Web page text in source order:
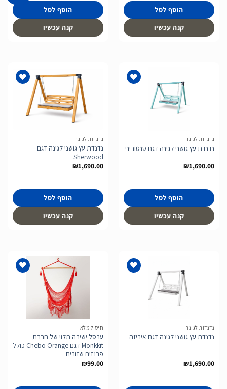
הוסף לסל
קנה עכשיו
הוסף לסל
קנה עכשיו
נדנדות לגינה
נדנדת עץ גושני לגינה דגם סנטוריני
₪1,690.00
הוסף לסל
קנה עכשיו
לרשימת
נדנדות לגינה
נדנדת עץ גושני לגינה דגם
Sherwood
₪1,690.00
הוסף לסל
קנה עכשיו
נדנדות לגינה
נדנדת עץ גושני לגינה דגם איביזה
₪1,690.00
חיסול מלאי
ערסל ישיבה תלוי של חברת
Monkkit דגם Chebo Orange כולל
פרנזים שזורים
₪99.00